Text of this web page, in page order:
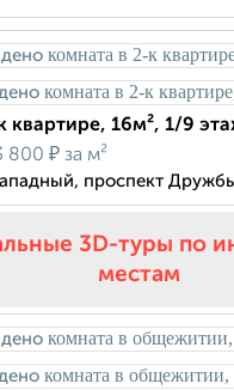
квартире, 16м², 1/9
800 ₽ за м²
проспект
3D-туры по
местам